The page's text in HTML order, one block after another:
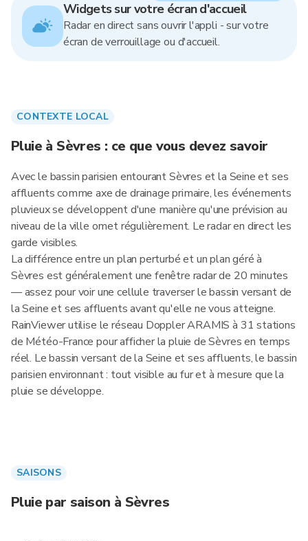
Widgets sur votre écran d'accueil
Radar en direct sans ouvrir l'appli - sur votre
écran de verrouillage ou d'accueil.
CONTEXTE LOCAL
Pluie à Sèvres : ce que vous devez savoir
Avec le bassin parisien entourant Sèvres et la Seine et ses
affluents comme axe de drainage primaire, les événements
pluvieux se développent d'une manière qu'une prévision au
niveau de la ville omet régulièrement. Le radar en direct les
garde visibles.
La différence entre un plan perturbé et un plan géré à
Sèvres est généralement une fenêtre radar de 20 minutes
— assez pour voir une cellule traverser le bassin versant de
la Seine et ses affluents avant qu'elle ne vous atteigne.
RainViewer utilise le réseau Doppler ARAMIS à 31 stations
de Météo-France pour afficher la pluie de Sèvres en temps
réel. Le bassin versant de la Seine et ses affluents, le bassin
parisien environnant : tout visible au fur et à mesure que la
pluie se développe.
SAISONS
Pluie par saison à Sèvres